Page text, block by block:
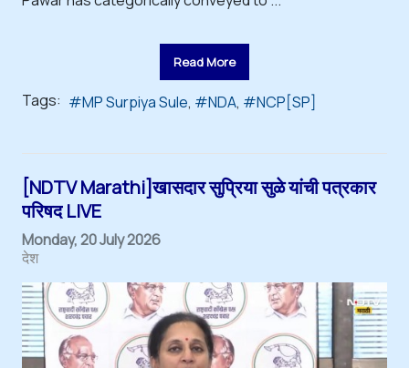
Read More
Tags: MP Surpiya Sule NDA NCP[SP]
[NDTV Marathi]खासदार सुप्रिया सुळे यांची पत्रकार
परिषद LIVE
Monday, 20 July 2026
देश